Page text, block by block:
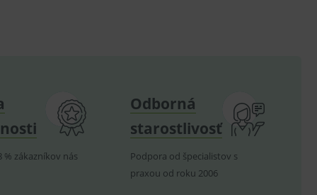
% zákazníkov nás
Odborná
starostlivosť
Podpora od špecialistov s
praxou od roku 2006
analytics.
analytics.
reklamy.
cookies a
reklamy.